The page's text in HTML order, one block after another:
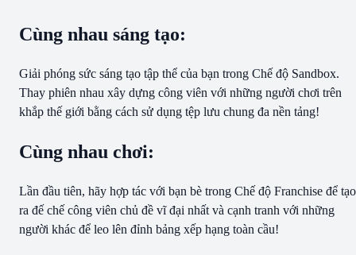
Cùng nhau sáng tạo:
Giải phóng sức sáng tạo tập thể của bạn trong Chế độ Sandbox.
Thay phiên nhau xây dựng công viên với những người chơi trên
khắp thế giới bằng cách sử dụng tệp lưu chung đa nền tảng!
Cùng nhau chơi:
Lần đầu tiên, hãy hợp tác với bạn bè trong Chế độ Franchise để tạo
ra đế chế công viên chủ đề vĩ đại nhất và cạnh tranh với những
người khác để leo lên đỉnh bảng xếp hạng toàn cầu!